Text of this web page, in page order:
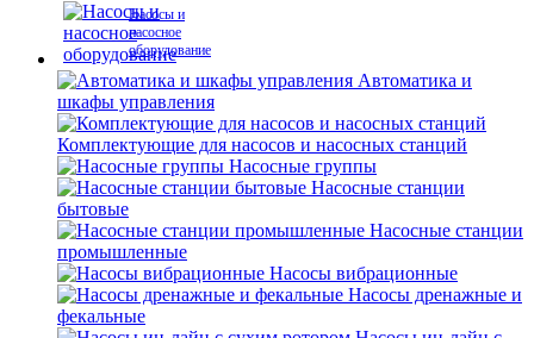
Насосы и
насосное
оборудование
Автоматика и
шкафы управления
Комплектующие для насосов и насосных станций
Насосные группы
Насосные станции
бытовые
Насосные станции
промышленные
Насосы вибрационные
Насосы дренажные и
фекальные